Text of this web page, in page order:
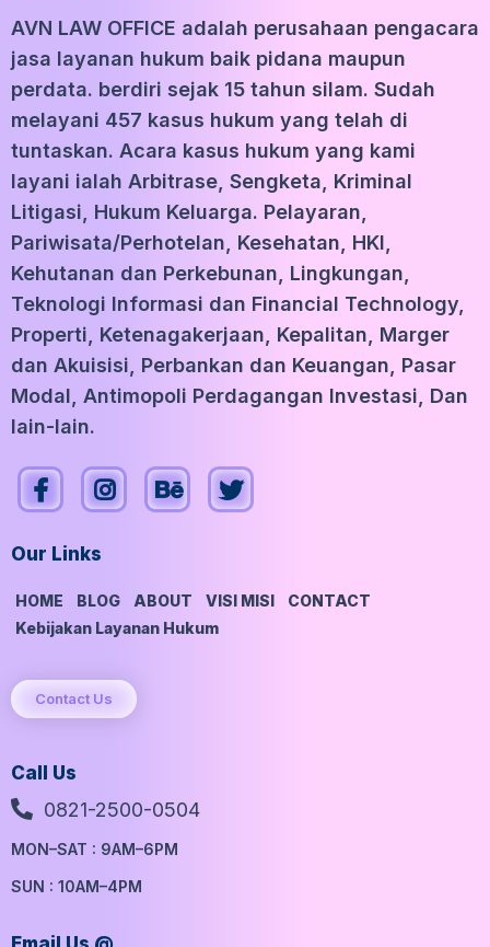
AVN LAW OFFICE adalah perusahaan pengacara
jasa layanan hukum baik pidana maupun
perdata. berdiri sejak 15 tahun silam. Sudah
melayani 457 kasus hukum yang telah di
tuntaskan. Acara kasus hukum yang kami
layani ialah Arbitrase, Sengketa, Kriminal
Litigasi, Hukum Keluarga. Pelayaran,
Pariwisata/Perhotelan, Kesehatan, HKI,
Kehutanan dan Perkebunan, Lingkungan,
Teknologi Informasi dan Financial Technology,
Properti, Ketenagakerjaan, Kepalitan, Marger
dan Akuisisi, Perbankan dan Keuangan, Pasar
Modal, Antimopoli Perdagangan Investasi, Dan
lain-lain.
Our Links
HOME BLOG ABOUT VISI MISI
CONTACT
Kebijakan Layanan Hukum
Contact Us
Call Us
0821-2500-0504
MON–SAT : 9AM–6PM
SUN : 10AM–4PM